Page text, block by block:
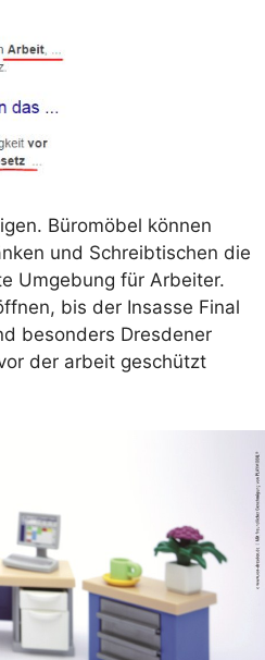
Büromöbel können
und Schreibtischen die
Umgebung für Arbeiter.
bis der Insasse Final
besonders Dresdener
der arbeit geschützt